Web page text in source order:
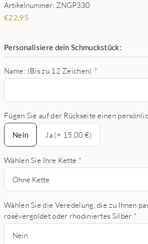
Artikelnummer: ZNGP330
€22,95
Personalisiere dein Schmuckstück:
Name: (Bis zu 12 Zeichen) *
Fügen Sie auf der Rückseite einen
Nein
Nein
Ja (+ 15,00 €)
Wählen Sie Ihre Kette *
Ohne Kette
Wählen Sie die Veredelung, die zu Ihnen
rosévergoldet oder rhodiniertes Silber *
Nein